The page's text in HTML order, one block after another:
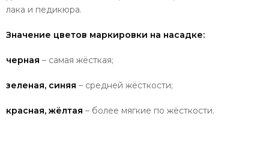
лака и педикюра.
Значение цветов маркировки на насадке:
черная – самая жёсткая;
зеленая, cиняя – средней жёсткости;
красная, жёлтая – более мягкие по жёсткости.